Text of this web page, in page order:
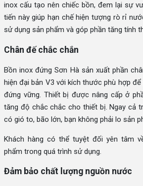
inox cấu tạo nên chiếc bồn, đem lại sự
tiến này giúp hạn chế hiện tượng rò rỉ
sử dụng sản phẩm và góp phần tăng tính
Chân đế chắc chắn
Bồn inox đứng Sơn Hà sản xuất phần
hiện đại bản V3 với kích thước phù hợp
đứng vững. Thiết bị được nâng cấp ở
tăng độ chắc chắc cho thiết bị. Ngay cả
có gió to, bão lớn, bạn không phải lo sản
Khách hàng có thể tuyệt đối yên tâm
phẩm trong quá trình sử dụng.
Đảm bảo chất lượng nguồn nước